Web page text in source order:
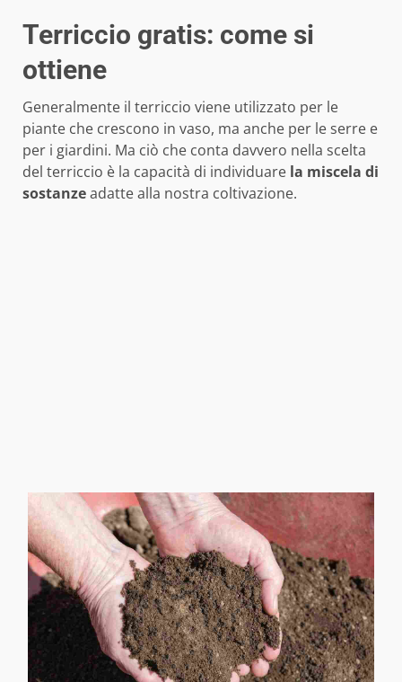
Terriccio gratis: come si
ottiene
Generalmente il terriccio viene utilizzato per le
piante che crescono in vaso, ma anche per le serre e
per i giardini. Ma ciò che conta davvero nella scelta
del terriccio è la capacità di individuare la miscela di
sostanzeadatte alla nostra coltivazione.